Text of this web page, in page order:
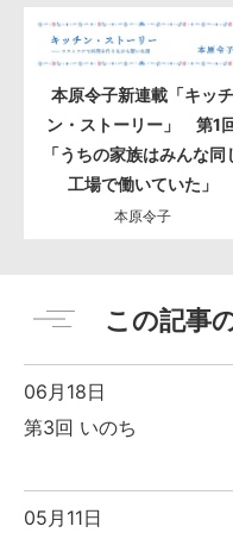
本原令子新連載「キッチ
ン・ストーリー」 第1
「うちの家族はみんな同
工場で働いていた」
本原令子
この記事
06月18日
第3回 いのち
05月11日